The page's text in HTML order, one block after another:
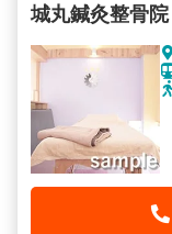
城丸鍼灸整骨院